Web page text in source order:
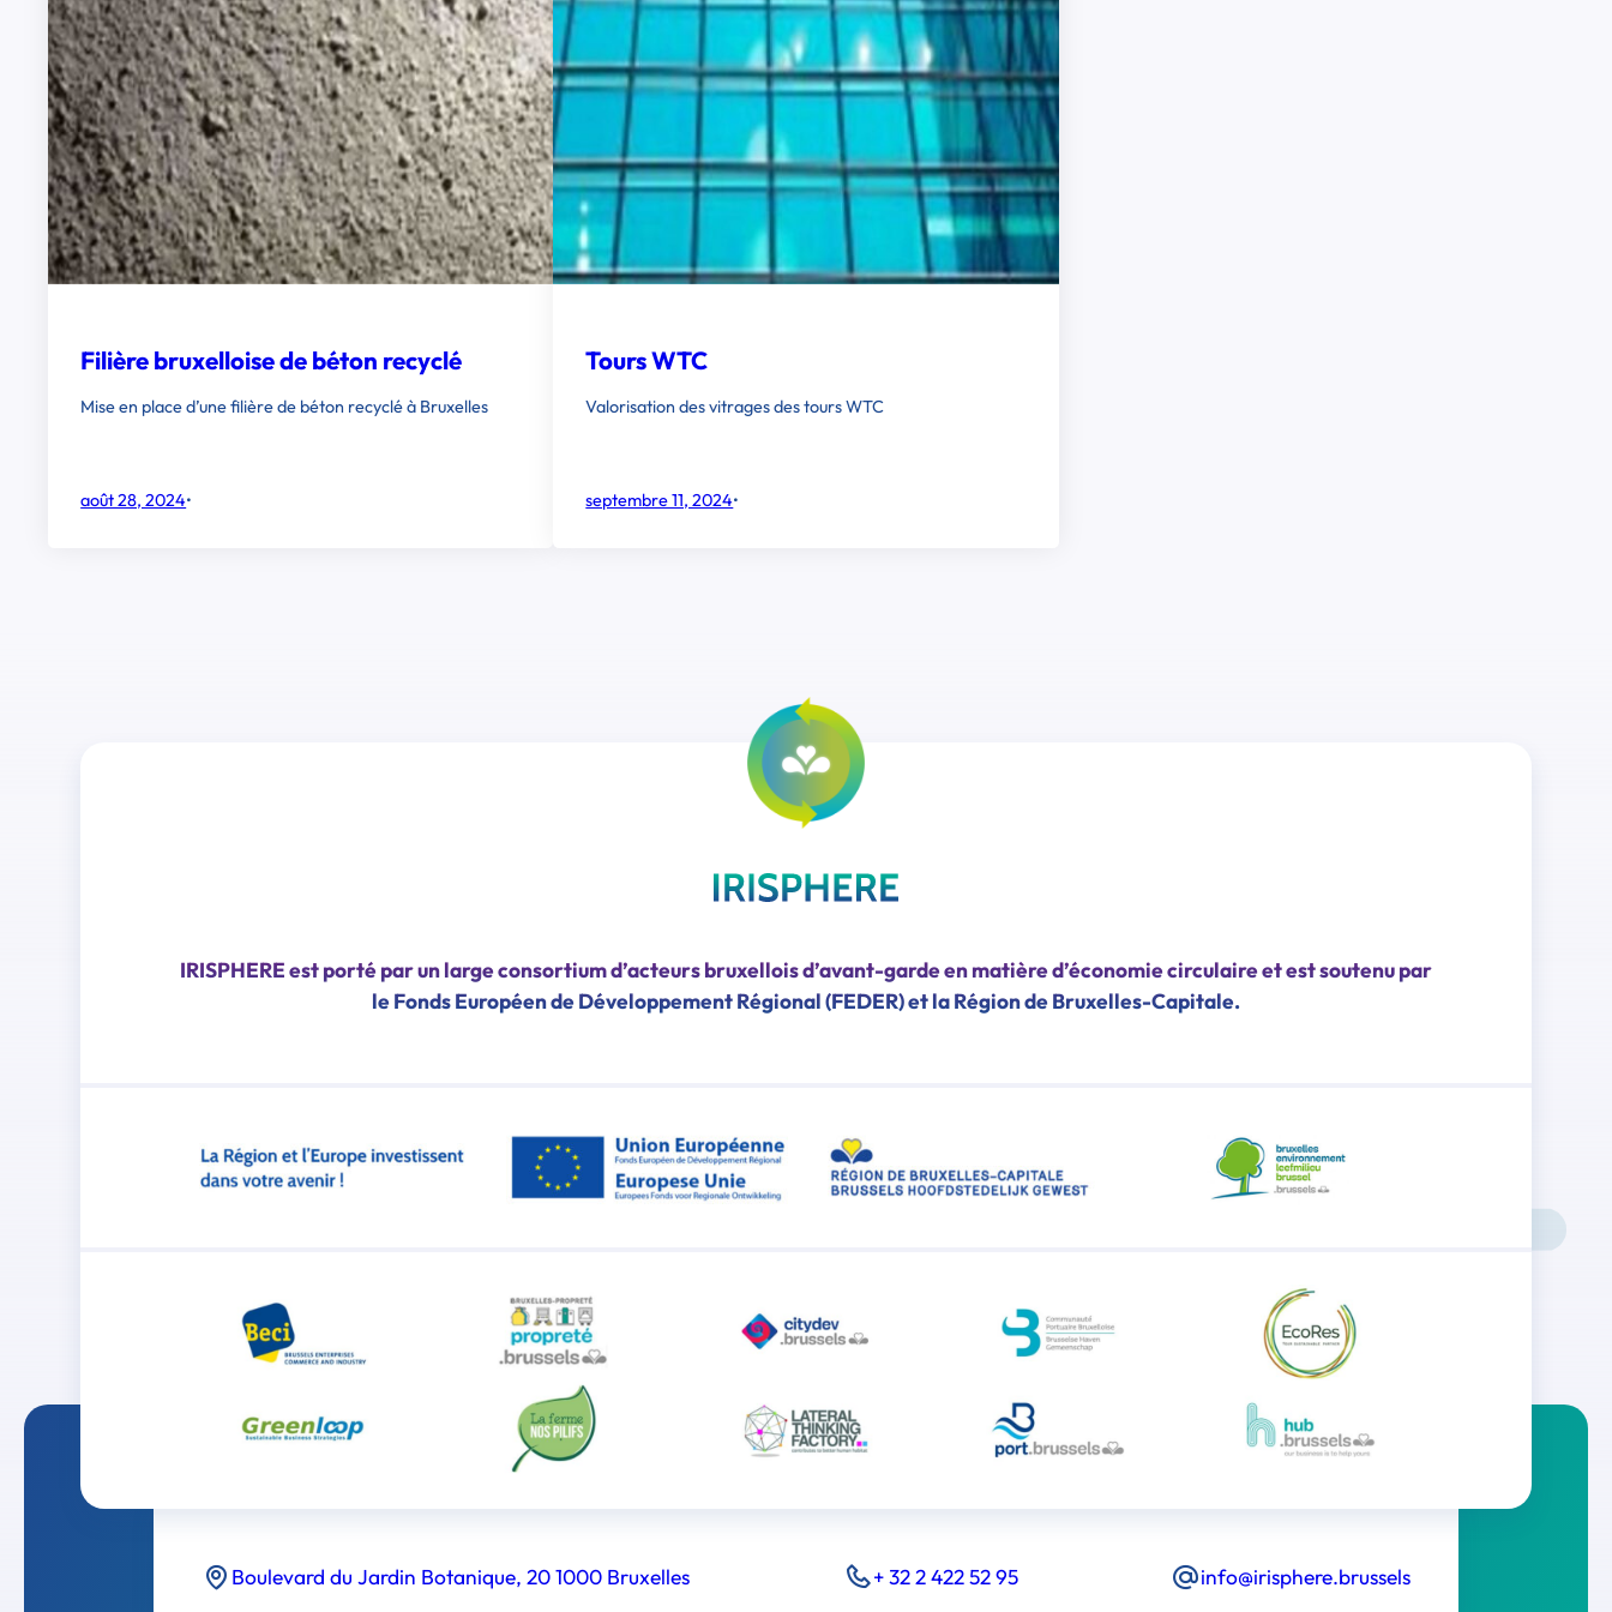
Filière bruxelloise de béton recyclé
Mise en place d’une filière de béton recyclé à Bruxelles
août 28, 2024•
Tours WTC
Valorisation des vitrages des tours WTC
septembre 11, 2024•
IRISPHERE est porté par un large consortium d’acteurs bruxellois d’avant-garde en matière d’économie circulaire et est soutenu par
le Fonds Européen de Développement Régional (FEDER) et la Région de Bruxelles-Capitale.
Boulevard du Jardin Botanique, 20 1000 Bruxelles + 32 2 422 52 95 info@irisphere.brussels